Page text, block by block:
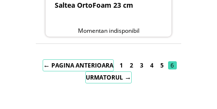
Saltea OrtoFoam 23 cm
Momentan indisponibil
← PAGINA ANTERIOARA 1 2 3 4 5
6
URMATORUL →